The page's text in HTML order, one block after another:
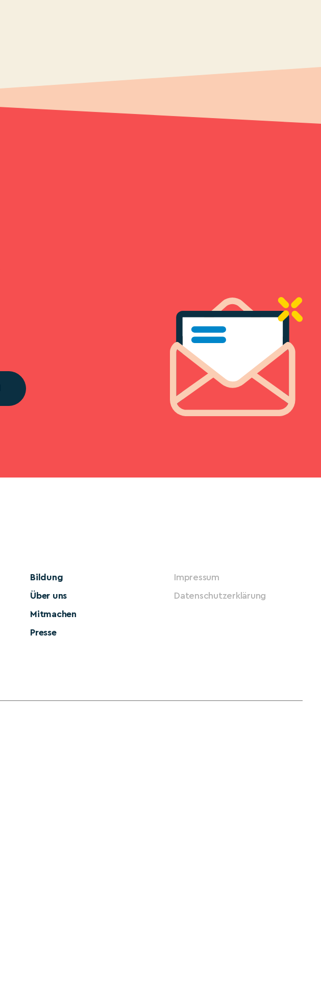
Bildung
Über uns
Mitmachen
Presse
Impressum
Datenschutzerklärung